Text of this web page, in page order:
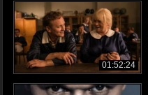
01:52:24